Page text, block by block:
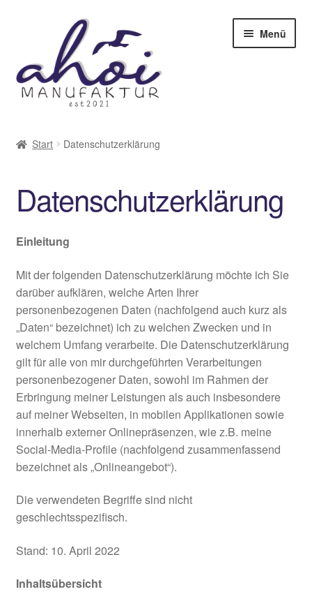
Navigation
springen
springen
Menü
Geschenkgutscheine
Sonderanfertigung
Über mich
Galerie
Start Datenschutzerklärung
Datenschutzerklärung
Einleitung
Mit der folgenden Datenschutzerklärung möchte ich Sie
darüber aufklären, welche Arten Ihrer
personenbezogenen Daten (nachfolgend auch kurz als
„Daten“ bezeichnet) ich zu welchen Zwecken und in
welchem Umfang verarbeite. Die Datenschutzerklärung
gilt für alle von mir durchgeführten Verarbeitungen
personenbezogener Daten, sowohl im Rahmen der
Erbringung meiner Leistungen als auch insbesondere
auf meiner Webseiten, in mobilen Applikationen sowie
innerhalb externer Onlinepräsenzen, wie z.B. meine
Social-Media-Profile (nachfolgend zusammenfassend
bezeichnet als „Onlineangebot“).
Die verwendeten Begriffe sind nicht
geschlechtsspezifisch.
Stand: 10. April 2022
Inhaltsübersicht